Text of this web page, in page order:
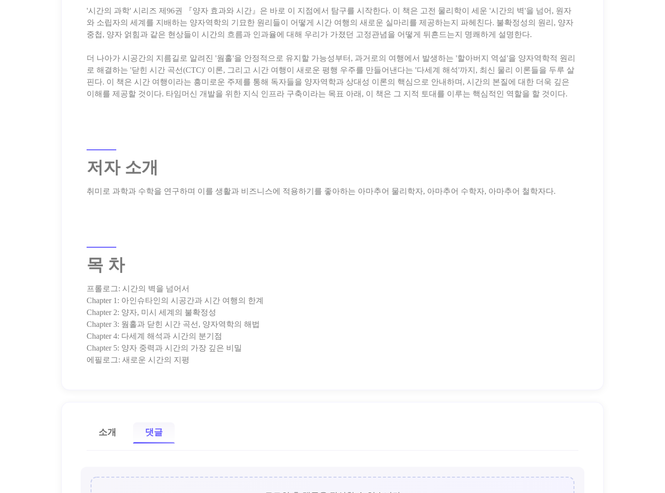
'시간의 과학' 시리즈 제96권 『양자 효과와 시간』은 바로 이 지점에서 탐구를 시작한다. 이 책은 고전 물리학이 세운 '시간의 벽'을 넘어, 원자
와 소립자의 세계를 지배하는 양자역학의 기묘한 원리들이 어떻게 시간 여행의 새로운 실마리를 제공하는지 파헤친다. 불확정성의 원리, 양자
중첩, 양자 얽힘과 같은 현상들이 시간의 흐름과 인과율에 대해 우리가 가졌던 고정관념을 어떻게 뒤흔드는지 명쾌하게 설명한다.
더 나아가 시공간의 지름길로 알려진 '웜홀'을 안정적으로 유지할 가능성부터, 과거로의 여행에서 발생하는 '할아버지 역설'을 양자역학적 원리
로 해결하는 '닫힌 시간 곡선(CTC)' 이론, 그리고 시간 여행이 새로운 평행 우주를 만들어낸다는 '다세계 해석'까지, 최신 물리 이론들을 두루 살
핀다. 이 책은 시간 여행이라는 흥미로운 주제를 통해 독자들을 양자역학과 상대성 이론의 핵심으로 안내하며, 시간의 본질에 대한 더욱 깊은
저자 소개
목 차
프롤로그: 시간의 벽을 넘어서
Chapter 1: 아인슈타인의 시공간과 시간 여행의 한계
Chapter 2: 양자, 미시 세계의 불확정성
Chapter 3: 웜홀과 닫힌 시간 곡선, 양자역학의 해법
Chapter 4: 다세계 해석과 시간의 분기점
Chapter 5: 양자 중력과 시간의 가장 깊은 비밀
소개 댓글